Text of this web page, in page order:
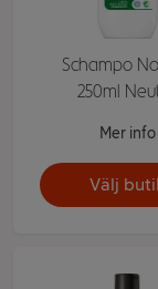
Schampo
250ml
Mer info
Välj